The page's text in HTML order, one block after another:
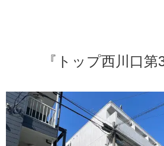
『トップ西川口